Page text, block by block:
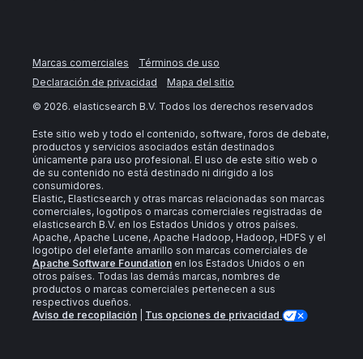
Marcas comerciales
Términos de uso
Declaración de privacidad
Mapa del sitio
© 2026. elasticsearch B.V. Todos los derechos reservados
Este sitio web y todo el contenido, software, foros de debate,
productos y servicios asociados están destinados
únicamente para uso profesional. El uso de este sitio web o
de su contenido no está destinado ni dirigido a los
consumidores.
Elastic, Elasticsearch y otras marcas relacionadas son marcas
comerciales, logotipos o marcas comerciales registradas de
elasticsearch B.V. en los Estados Unidos y otros países.
Apache, Apache Lucene, Apache Hadoop, Hadoop, HDFS y el
logotipo del elefante amarillo son marcas comerciales de
Apache Software Foundation en los Estados Unidos o en
otros países. Todas las demás marcas, nombres de
productos o marcas comerciales pertenecen a sus
respectivos dueños.
Aviso de recopilación
Tus opciones de privacidad